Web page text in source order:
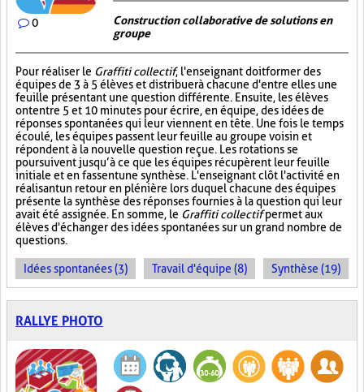
0
Construction collaborative de solutions en
groupe
Pour réaliser le Graffiti collectif, l'enseignant doit former des
équipes de 3 à 5 élèves et distribuer à chacune d'entre elles une
feuille présentant une question différente. Ensuite, les élèves
ont entre 5 et 10 minutes pour écrire, en équipe, des idées de
réponses spontanées qui leur viennent en tête. Une fois le temps
écoulé, les équipes passent leur feuille au groupe voisin et
répondent à la nouvelle question reçue. Les rotations se
poursuivent jusqu’à ce que les équipes récupèrent leur feuille
initiale et en fassent une synthèse. L'enseignant clôt l'activité en
réalisant un retour en plénière lors duquel chacune des équipes
présente la synthèse des réponses fournies à la question qui leur
avait été assignée. En somme, le Graffiti collectifpermet aux
élèves d'échanger des idées spontanées sur un grand nombre de
questions.
Idées spontanées (3) Travail d'équipe (8) Synthèse (19)
RALLYE PHOTO